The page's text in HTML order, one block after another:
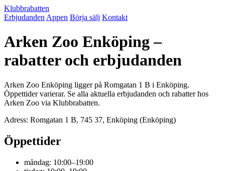
Klubbrabatten
Erbjudanden Appen Börja sälj Kontakt
Arken Zoo Enköping –
rabatter och erbjudanden
Arken Zoo Enköping ligger på Romgatan 1 B i Enköping.
Öppettider varierar. Se alla aktuella erbjudanden och rabatter hos
Arken Zoo via Klubbrabatten.
Adress: Romgatan 1 B, 745 37, Enköping (Enköping)
Öppettider
måndag: 10:00–19:00